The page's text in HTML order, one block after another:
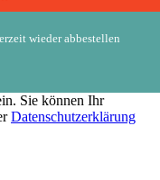
wieder abbestellen
Sie können Ihr
Datenschutzerklärung